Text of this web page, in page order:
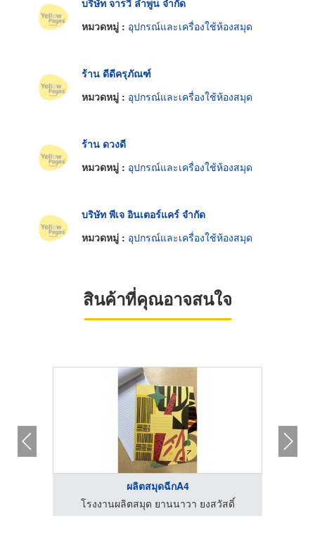
หมวดหมู่ : อุปกรณ์และเครื่องใช้ห้องสมุด
ร้าน ดีดีครุภัณฑ์
หมวดหมู่ : อุปกรณ์และเครื่องใช้ห้องสมุด
ร้าน ดวงดี
หมวดหมู่ : อุปกรณ์และเครื่องใช้ห้องสมุด
บริษัท พีเจ อินเตอร์แคร์ จำกัด
หมวดหมู่ : อุปกรณ์และเครื่องใช้ห้องสมุด
สินค้าที่คุณอาจสนใจ
ผลิตสมุดฉีกA4
โรงงานผลิตสมุด ยานนาวา ยงสวัสดิ์